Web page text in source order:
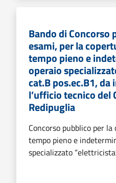
Bando di Concorso
esami, per la
tempo pieno e
operaio
cat.B pos.ec.B1, da
l’ufficio tecnico del
Redipuglia
Concorso pubblico per
tempo pieno e
specializzato